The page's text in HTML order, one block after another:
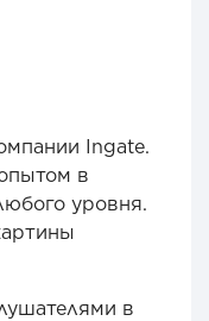
Ingate.
в
уровня.
в